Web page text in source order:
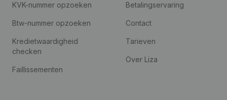
KVK-nummer opzoeken
Btw-nummer opzoeken
Kredietwaardigheid
checken
Faillissementen
Betalingservaring
Contact
Tarieven
Over Liza